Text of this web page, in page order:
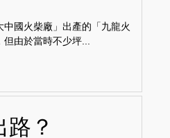
國火柴廠」出產的「九龍火
由於當時不少坪...
？